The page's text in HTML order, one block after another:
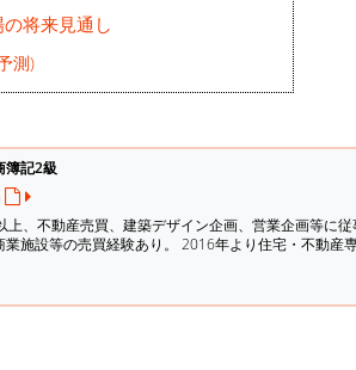
将来見通し
測)
簿記2級
上、不動産売買、建築デザイン企画、営業企画等に
業施設等の売買経験あり。 2016年より住宅・不動産